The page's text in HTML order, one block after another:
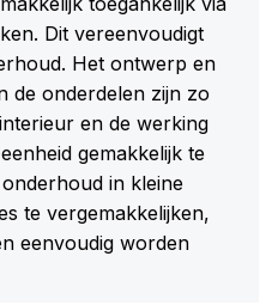
Dit vereenvoudigt
Het ontwerp en
de onderdelen zijn zo
en de werking
gemakkelijk te
in kleine
te vergemakkelijken,
eenvoudig worden